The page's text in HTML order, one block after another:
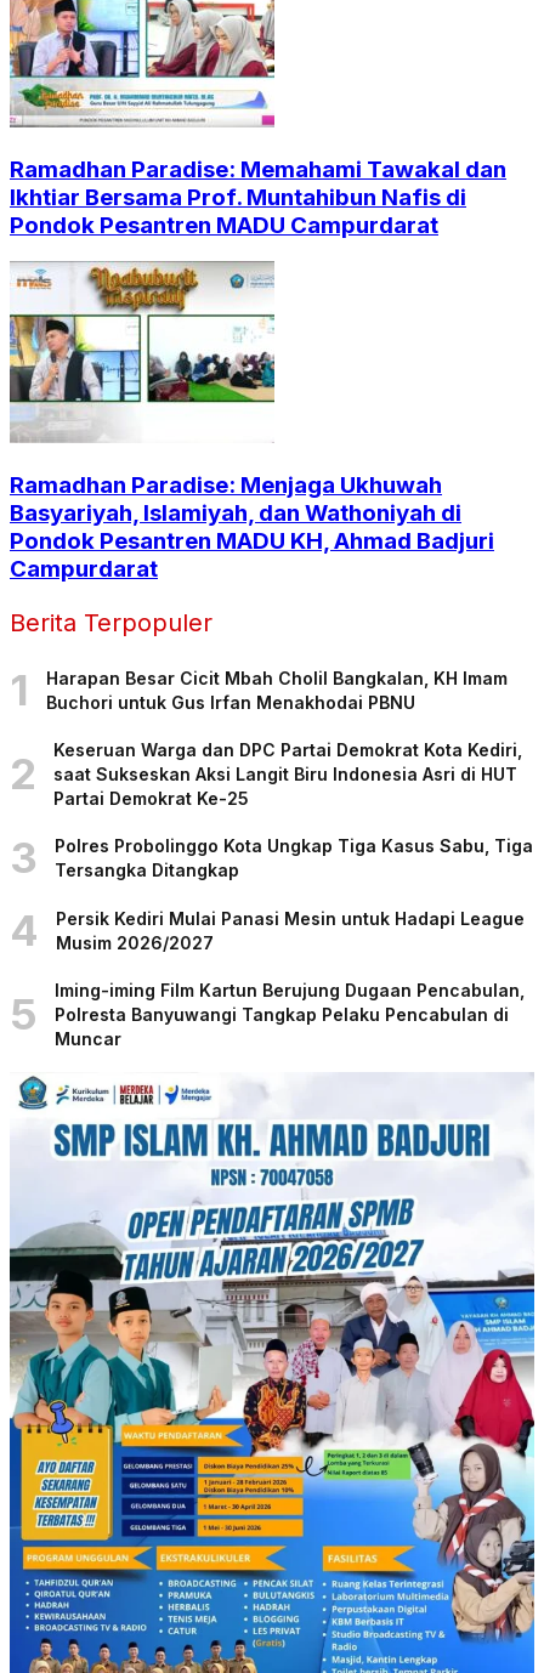
Ramadhan Paradise: Memahami Tawakal dan
Ikhtiar Bersama Prof. Muntahibun Nafis di
Pondok Pesantren MADU Campurdarat
Ramadhan Paradise: Menjaga Ukhuwah
Basyariyah, Islamiyah, dan Wathoniyah di
Pondok Pesantren MADU KH, Ahmad Badjuri
Campurdarat
Berita Terpopuler
1
Harapan Besar Cicit Mbah Cholil Bangkalan, KH Imam
Buchori untuk Gus Irfan Menakhodai PBNU
2
Keseruan Warga dan DPC Partai Demokrat Kota Kediri,
saat Sukseskan Aksi Langit Biru Indonesia Asri di HUT
Partai Demokrat Ke-25
3
Polres Probolinggo Kota Ungkap Tiga Kasus Sabu, Tiga
Tersangka Ditangkap
4
Persik Kediri Mulai Panasi Mesin untuk Hadapi League
Musim 2026/2027
5
Iming-iming Film Kartun Berujung Dugaan Pencabulan,
Polresta Banyuwangi Tangkap Pelaku Pencabulan di
Muncar